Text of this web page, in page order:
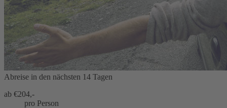
Abreise in den nächsten 14 Tagen
ab €204,-
pro Person